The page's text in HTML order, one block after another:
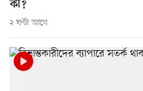
কী?
২ ঘণ্টা আগে